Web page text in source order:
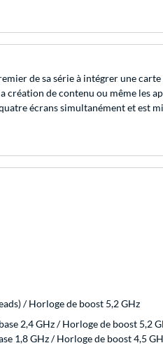
de sa série à intégrer une
de contenu ou même les
écrans simultanément et est
/ Horloge de boost 5,2 GHz
2,4 GHz / Horloge de boost 5,2
1,8 GHz / Horloge de boost 4,5